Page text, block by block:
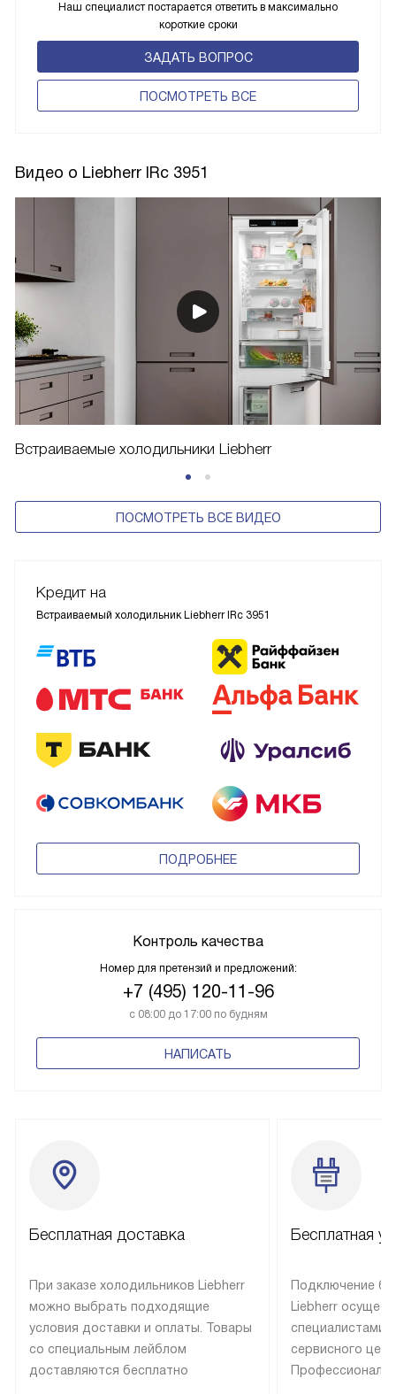
Наш специалист постарается ответить в максимально
короткие сроки
ЗАДАТЬ ВОПРОС
ПОCМОТРЕТЬ ВСЕ
Видео о Liebherr IRc 3951
Встраиваемые холодильники Liebherr
ПОСМОТРЕТЬ ВСЕ ВИДЕО
Кредит на
Встраиваемый холодильник Liebherr IRc 3951
ПОДРОБНЕЕ
Контроль качества
Номер для претензий и предложений:
+7 (495) 120-11-96
с 08:00 до 17:00 по будням
НАПИСАТЬ
Бесплатная доставка
При заказе холодильников Liebherr
можно выбрать подходящие
условия доставки и оплаты. Товары
со специальным лейблом
доставляются бесплатно
Бесплатная
Подключение
Liebherr
специалистами
сервисного